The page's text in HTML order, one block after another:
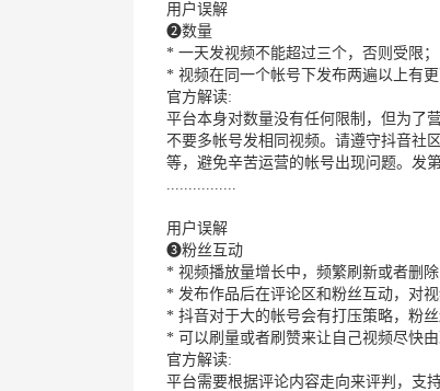
用户误解
❷数量
* 一天发视频不能超过三个，否则受限；
* 视频在同一个帐号下发布两遍以上有更
官方解读:
平台本身对数量没有任何限制，但为了
不要多帐号发相同视频。请遵守抖音社
等，避免辛苦运营的帐号出现问题。发
................
用户误解
❸粉丝互动
* 视频播放量增长中，频繁刷新或者删
* 发布作品后在评论区和粉丝互动，对视
* 抖音对于大的帐号会有打压策略，粉
* 可以刷量或者刷赞来让自己视频尽快
官方解读:
平台需要根据评论内容走向来评判，支